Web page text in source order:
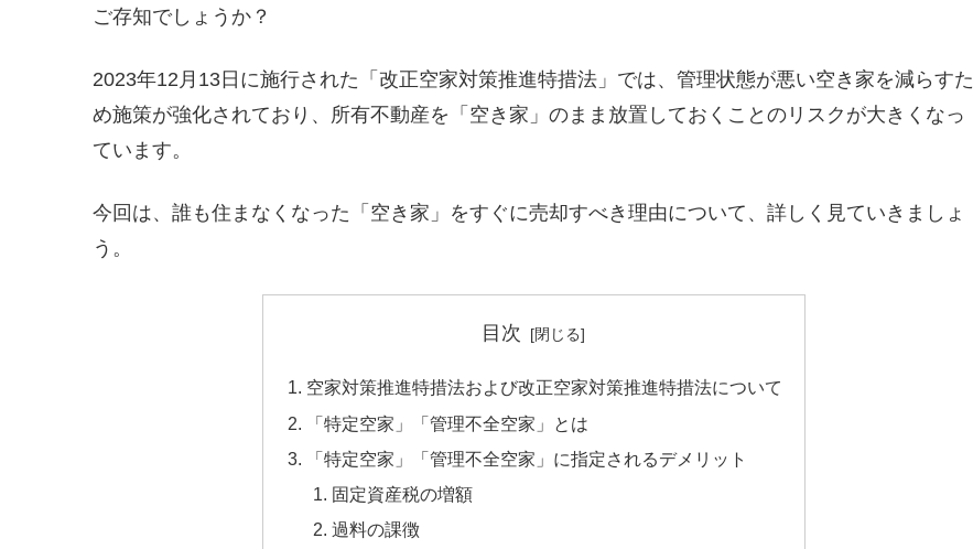
ご存知でしょうか？
2023年12月13日に施行された「改正空家対策推進特措法」では、管理状態が悪い空き家を減らすた
め施策が強化されており、所有不動産を「空き家」のまま放置しておくことのリスクが大きくなっ
ています。
今回は、誰も住まなくなった「空き家」をすぐに売却すべき理由について、詳しく見ていきましょ
う。
目次
空家対策推進特措法および改正空家対策推進特措法について
「特定空家」「管理不全空家」とは
「特定空家」「管理不全空家」に指定されるデメリット
固定資産税の増額
過料の課徴